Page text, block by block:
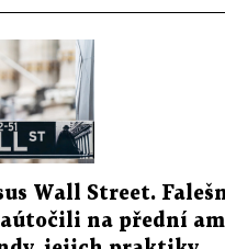
Wall Street.
na přední